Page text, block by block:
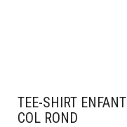
TEE-SHIRT ENFANT
COL ROND